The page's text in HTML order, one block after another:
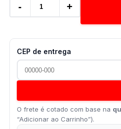
- +
CEP de entrega
O frete é cotado com base na
“Adicionar ao Carrinho”).